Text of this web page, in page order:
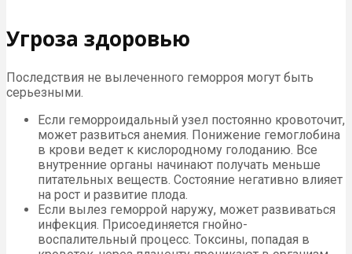
Угроза здоровью
Последствия не вылеченного геморроя могут быть
серьезными.
Если геморроидальный узел постоянно кровоточит,
может развиться анемия. Понижение гемоглобина
в крови ведет к кислородному голоданию. Все
внутренние органы начинают получать меньше
питательных веществ. Состояние негативно влияет
на рост и развитие плода.
Если вылез геморрой наружу, может развиваться
инфекция. Присоединяется гнойно-
воспалительный процесс. Токсины, попадая в